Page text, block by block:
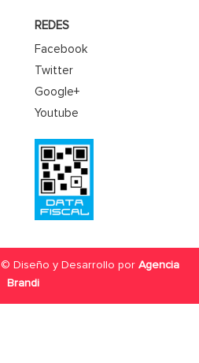
REDES
Facebook
Twitter
Google+
Youtube
Diseño y Desarrollo por Agencia
Brandi